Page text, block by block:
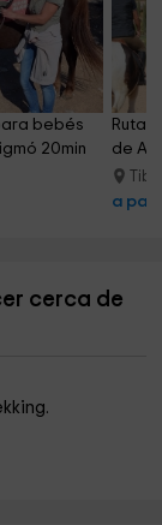
bebés
20min
Ruta
de
Tibi
a
cerca de